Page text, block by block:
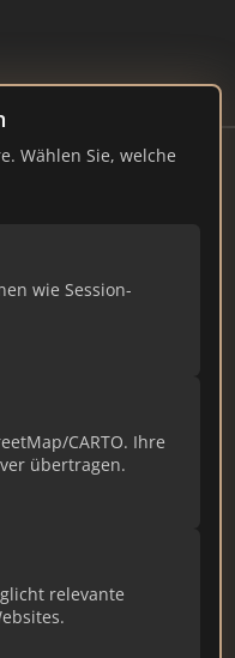
Wählen Sie, welche
wie Session-
CARTO. Ihre
übertragen.
relevante
Sie Ihre